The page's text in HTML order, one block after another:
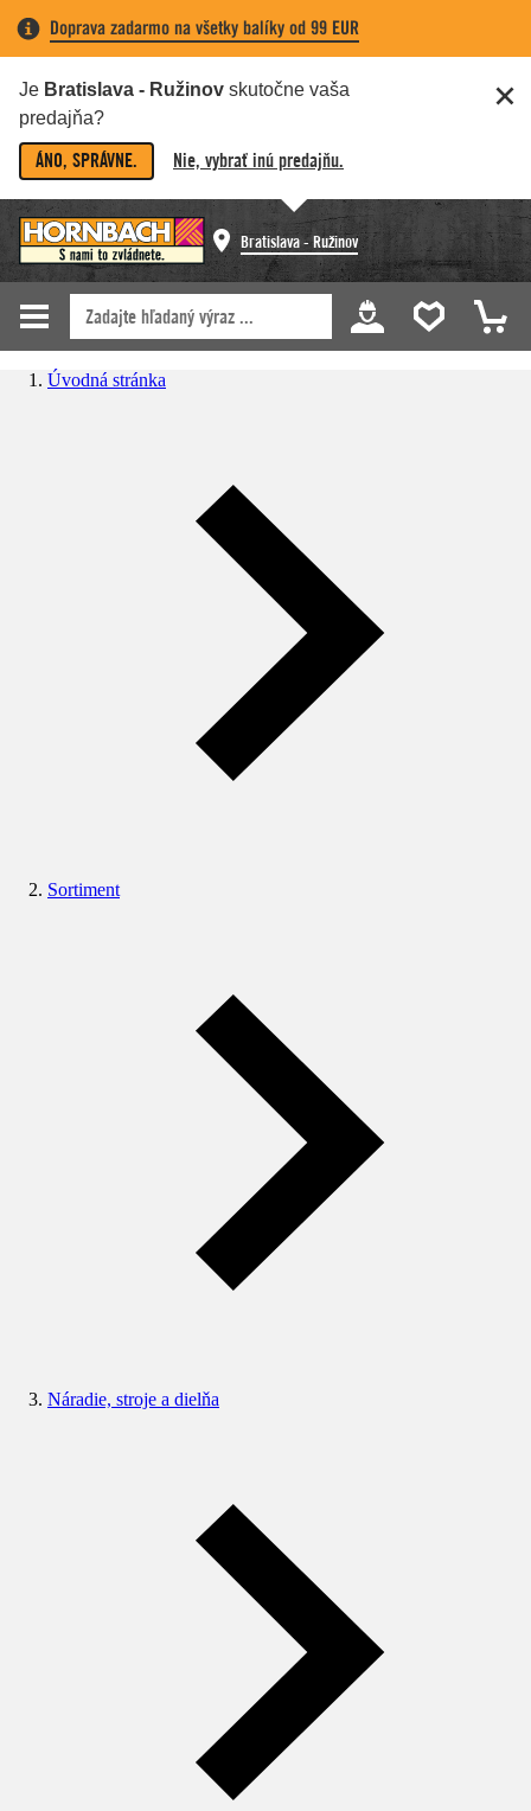
Doprava zadarmo na všetky balíky od 99 EUR
Je Bratislava - Ružinov skutočne vaša
predajňa?
ÁNO, SPRÁVNE. Nie, vybrať inú predajňu.
Bratislava - Ružinov
Úvodná stránka
Sortiment
Náradie, stroje a dielňa